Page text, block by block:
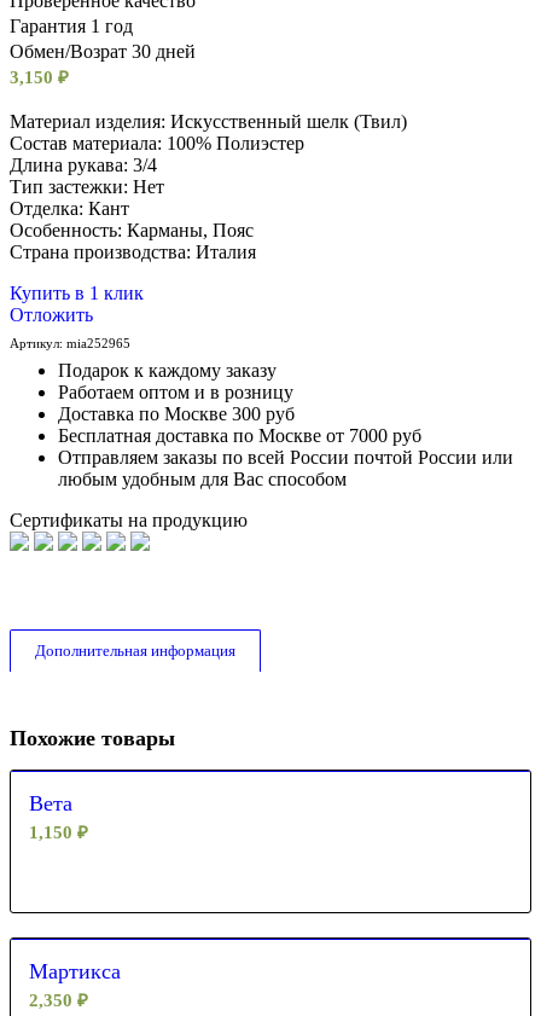
Гарантия 1 год
Обмен/Возрат 30 дней
3,150 ₽
Материал изделия: Искусственный шелк (Твил)
Состав материала: 100% Полиэстер
Длина рукава: 3/4
Тип застежки: Нет
Отделка: Кант
Особенность: Карманы, Пояс
Cтрана производства: Италия
Купить в 1 клик
Отложить
Артикул: mia252965
Подарок к каждому заказу
Работаем оптом и в розницу
Доставка по Москве 300 руб
Бесплатная доставка по Москве от 7000 руб
Отправляем заказы по всей России почтой России или
любым удобным для Вас способом
Сертификаты на продукцию
Дополнительная информация
Похожие товары
Вета
1,150 ₽
Мартикса
2,350 ₽